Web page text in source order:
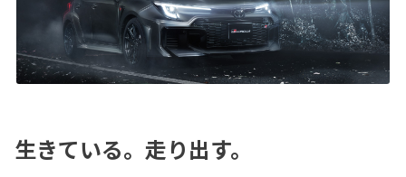
生きている。走り出す。